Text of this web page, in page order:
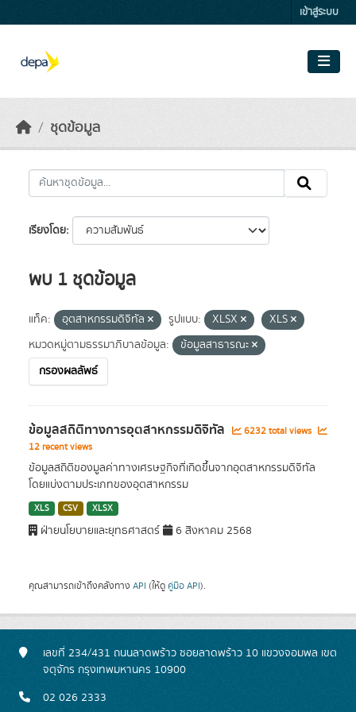
เข้าสู่ระบบ
ชุดข้อมูล
เรียงโดย
พบ 1 ชุดข้อมูล
แท็ค: อุตสาหกรรมดิจิทัล รูปแบบ: XLSX
XLS
หมวดหมู่ตามธรรมาภิบาลข้อมูล:
ข้อมูลสาธารณะ
กรองผลลัพธ์
ข้อมูลสถิติทางการอุตสาหกรรมดิจิทัล
6232 total views
12 recent views
ข้อมูลสถิติของมูลค่าทางเศรษฐกิจที่เกิดขึ้นจากอุตสาหกรรมดิจิทัล
โดยแบ่งตามประเภทของอุตสาหกรรม
XLS CSV XLSX
ฝ่ายนโยบายและยุทธศาสตร์ 6 สิงหาคม 2568
คุณสามารถเข้าถึงคลังทาง API (ให้ดู คู่มือ API).
เลขที่ 234/431 ถนนลาดพร้าว ซอยลาดพร้าว 10 แขวงจอมพล เขต
จตุจักร กรุงเทพมหานคร 10900
02 026 2333